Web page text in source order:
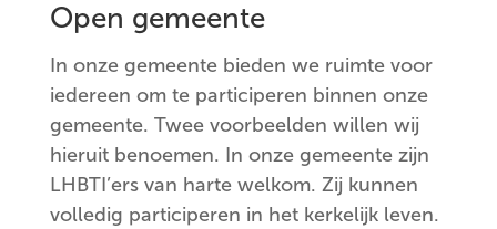
Open gemeente
In onze gemeente bieden we ruimte voor
iedereen om te participeren binnen onze
gemeente. Twee voorbeelden willen wij
hieruit benoemen. In onze gemeente zijn
LHBTI’ers van harte welkom. Zij kunnen
volledig participeren in het kerkelijk leven.